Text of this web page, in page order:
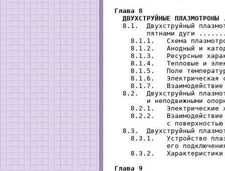
Глава 8
   ДВУХСТРУЙНЫЕ ПЛАЗМОТРОНЫ
8.1.  Двухструйный
пятнами дуги
8.1.1.   Схема
8.1.2.   Анодный и
8.1.3.   Ресурсные
8.1.4.   Тепловые и
8.1.5.   Поле
8.1.6.   Электрическая
8.1.7.
8.2.  Двухструйный
и неподвижными
8.2.1.   Электрические
8.2.2.
с
8.3.  Двухструйный
8.3.1.   Устройство
его
8.3.2.
Глава 9